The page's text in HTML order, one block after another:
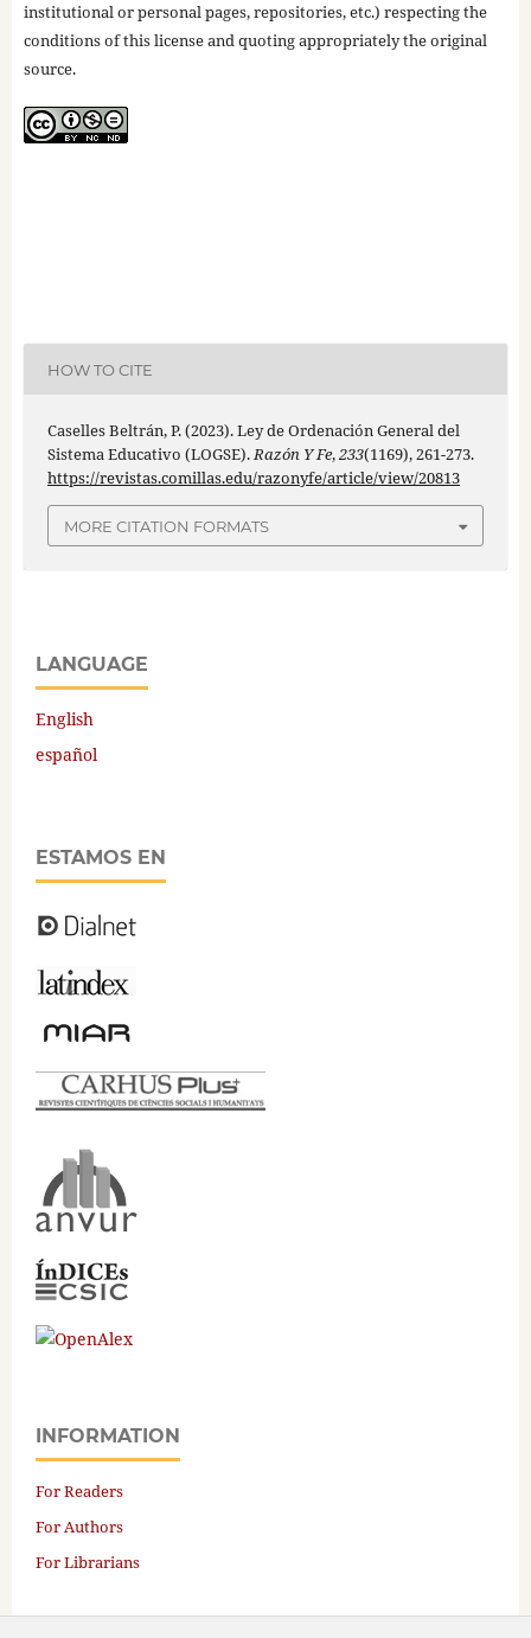
institutional or personal pages, repositories, etc.) respecting the
conditions of this license and quoting appropriately the original
source.
HOW TO CITE
Caselles Beltrán, P. (2023). Ley de Ordenación General del
Sistema Educativo (LOGSE).Razón Y Fe,233(1169), 261-273.
https://revistas.comillas.edu/razonyfe/article/view/20813
MORE CITATION FORMATS
LANGUAGE
English
español
ESTAMOS EN
INFORMATION
For Readers
For Authors
For Librarians